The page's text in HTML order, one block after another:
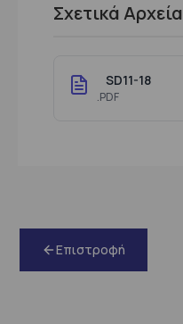
Σχετικά Αρχεία
SD11-18
.PDF
Επιστροφή